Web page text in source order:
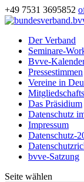
+49 7531 3695852
Der Verband
Seminare-
Bvve-
Pressestimmen
Vereine in
Das Präsidium
Datenschutz
Impressum
Datenschutz-
bvve-Satzung
Seite wählen